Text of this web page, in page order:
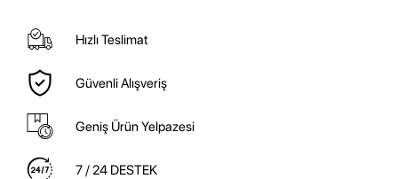
Hızlı Teslimat
Güvenli Alışveriş
Geniş Ürün Yelpazesi
7 / 24 DESTEK